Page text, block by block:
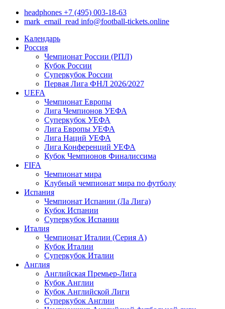
headphones +7 (495) 003-18-63
mark_email_read info@football-tickets.online
Календарь
Россия
Чемпионат России (РПЛ)
Кубок России
Суперкубок России
Первая Лига ФНЛ 2026/2027
UEFA
Чемпионат Европы
Лига Чемпионов УЕФА
Суперкубок УЕФА
Лига Европы УЕФА
Лига Наций УЕФА
Лига Конференций УЕФА
Кубок Чемпионов Финалиссима
FIFA
Чемпионат мира
Клубный чемпионат мира по футболу
Испания
Чемпионат Испании (Ла Лига)
Кубок Испании
Суперкубок Испании
Италия
Чемпионат Италии (Серия А)
Кубок Италии
Суперкубок Италии
Англия
Английская Премьер-Лига
Кубок Англии
Кубок Английской Лиги
Суперкубок Англии